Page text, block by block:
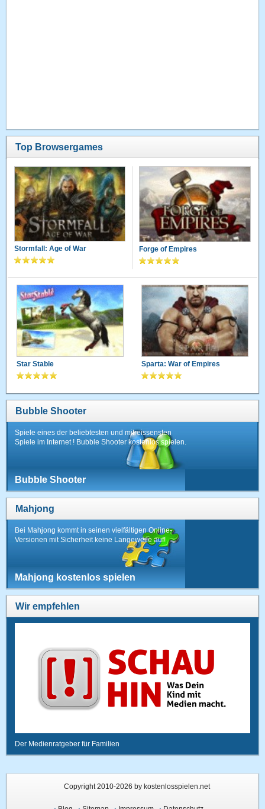
Top Browsergames
Stormfall: Age of War Forge of Empires
Star Stable Sparta: War of Empires
Bubble Shooter
Spiele eines der beliebtesten und mitreissensten
Spiele im Internet ! Bubble Shooter kostenlos spielen.
Bubble Shooter
Mahjong
Bei Mahjong kommt in seinen vielfältigen Online-
Versionen mit Sicherheit keine Langeweile auf!
Mahjong kostenlos spielen
Wir empfehlen
Der Medienratgeber für Familien
Copyright 2010-2026 by kostenlosspielen.net